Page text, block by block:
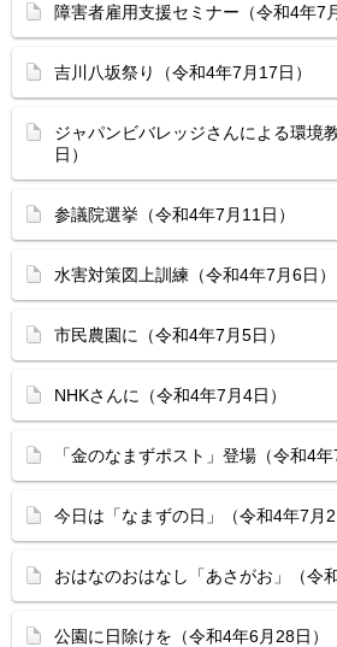
障害者雇用支援セミナー（令和4年7
吉川八坂祭り（令和4年7月17日）
ジャパンビバレッジさんによる環境
日）
参議院選挙（令和4年7月11日）
水害対策図上訓練（令和4年7月6日）
市民農園に（令和4年7月5日）
NHKさんに（令和4年7月4日）
「金のなまずポスト」登場（令和4年
今日は「なまずの日」（令和4年7月2
おはなのおはなし「あさがお」（令
公園に日除けを（令和4年6月28日）